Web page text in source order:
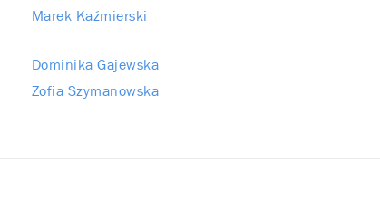
Marek Kaźmierski
Dominika Gajewska
Zofia Szymanowska